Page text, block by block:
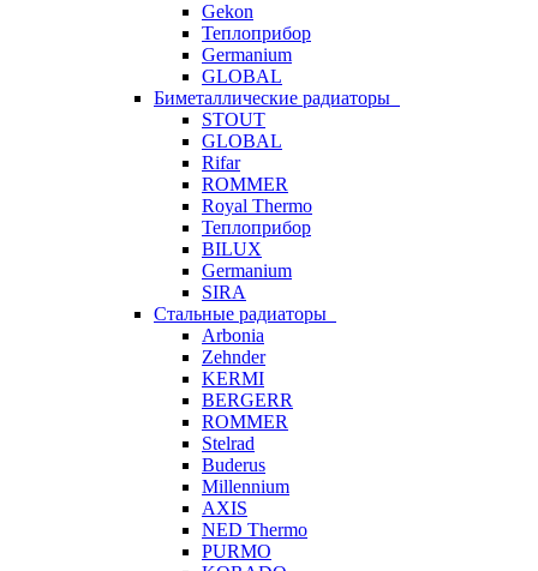
Gekon
Теплоприбор
Germanium
GLOBAL
Биметаллические радиаторы
STOUT
GLOBAL
Rifar
ROMMER
Royal Thermo
Теплоприбор
BILUX
Germanium
SIRA
Стальные радиаторы
Arbonia
Zehnder
KERMI
BERGERR
ROMMER
Stelrad
Buderus
Millennium
AXIS
NED Thermo
PURMO